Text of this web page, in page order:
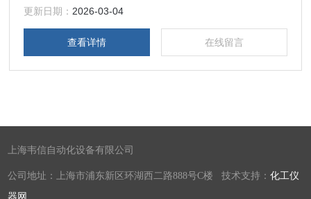
准可靠。其设计特点在于黏度和流量范围广，具有出色的重复
性和高精度。低压降和耐高压使其适
更新日期： 2026-03-04
查看详情 在线留言
上海韦信自动化设备有限公司
公司地址：上海市浦东新区环湖西二路888号C楼 技术支持：化工仪
器网